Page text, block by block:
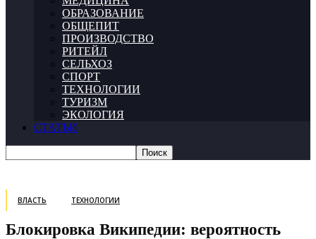
ОБРАЗОВАНИЕ
ОБЩЕПИТ
ПРОИЗВОДСТВО
РИТЕЙЛ
СЕЛЬХОЗ
СПОРТ
ТЕХНОЛОГИИ
ТУРИЗМ
ЭКОЛОГИЯ
СТАТЬИ
ВЛАСТЬ ТЕХНОЛОГИИ
Блокировка Википедии: вероятность